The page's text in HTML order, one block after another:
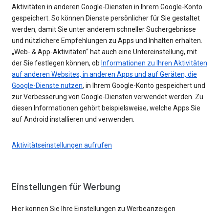
Aktivitäten in anderen Google-Diensten in Ihrem Google-Konto
gespeichert. So können Dienste persönlicher für Sie gestaltet
werden, damit Sie unter anderem schneller Suchergebnisse
und nützlichere Empfehlungen zu Apps und Inhalten erhalten.
„Web- & App-Aktivitäten“ hat auch eine Untereinstellung, mit
der Sie festlegen können, ob Informationen zu Ihren Aktivitäten
auf anderen Websites, in anderen Apps und auf Geräten, die
Google-Dienste nutzen, in Ihrem Google-Konto gespeichert und
zur Verbesserung von Google-Diensten verwendet werden. Zu
diesen Informationen gehört beispielsweise, welche Apps Sie
auf Android installieren und verwenden.
Aktivitätseinstellungen aufrufen
Einstellungen für Werbung
Hier können Sie Ihre Einstellungen zu Werbeanzeigen